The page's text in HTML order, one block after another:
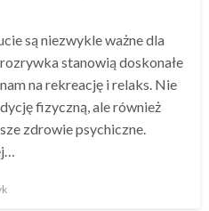
są niezwykle ważne dla
stanowią doskonałe
na rekreację i relaks. Nie
fizyczną, ale również
zdrowie psychiczne.